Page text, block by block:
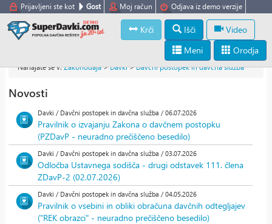
Prijavljeni ste kot Gost Moj račun Odjava iz demo verzije
Krči Išči
Video
Orodja
Meni
Nahajate se v:Zakonodaja>Davki>Davčni postopek in davčna služba
Novosti
Davki / Davčni postopek in davčna služba / 06.07.2026
Pravilnik o izvajanju Zakona o davčnem postopku
(PZDavP - neuradno prečiščeno besedilo)
Davki / Davčni postopek in davčna služba / 03.07.2026
Odločba Ustavnega sodišča - drugi odstavek 111. člena
ZDavP-2 (02.07.2026)
Davki / Davčni postopek in davčna služba / 04.05.2026
Pravilnik o vsebini in obliki obračuna davčnih odtegljajev
("REK obrazci" - neuradno prečiščeno besedilo)